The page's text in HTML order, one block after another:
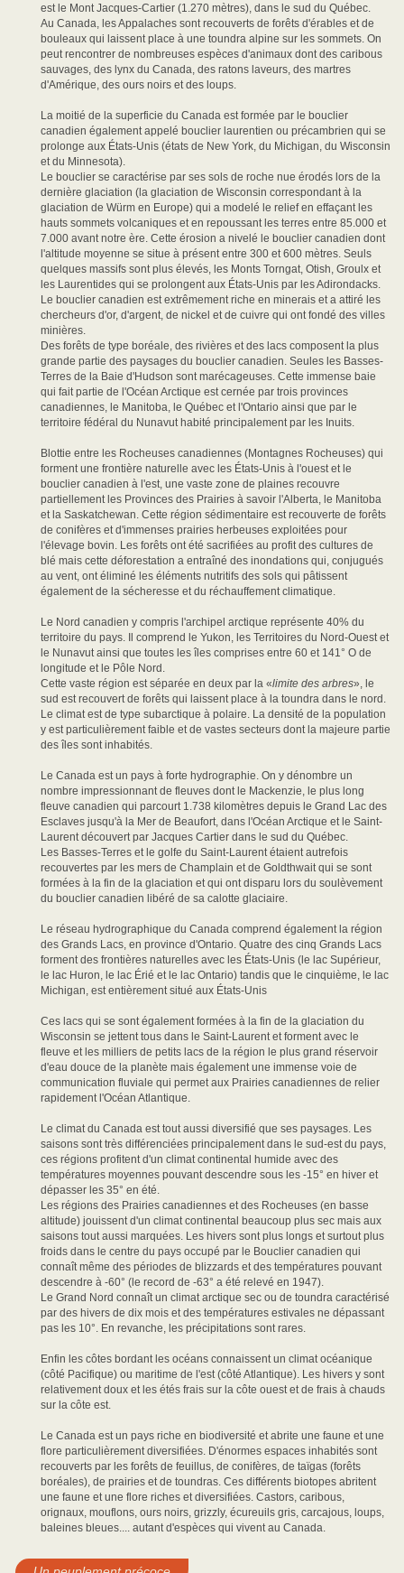
est le Mont Jacques-Cartier (1.270 mètres), dans le sud du Québec.
Au Canada, les Appalaches sont recouverts de forêts d'érables et de
bouleaux qui laissent place à une toundra alpine sur les sommets. On
peut rencontrer de nombreuses espèces d'animaux dont des caribous
sauvages, des lynx du Canada, des ratons laveurs, des martres
d'Amérique, des ours noirs et des loups.
La moitié de la superficie du Canada est formée par le bouclier
canadien également appelé bouclier laurentien ou précambrien qui se
prolonge aux États-Unis (états de New York, du Michigan, du Wisconsin
et du Minnesota).
Le bouclier se caractérise par ses sols de roche nue érodés lors de la
dernière glaciation (la glaciation de Wisconsin correspondant à la
glaciation de Würm en Europe) qui a modelé le relief en effaçant les
hauts sommets volcaniques et en repoussant les terres entre 85.000 et
7.000 avant notre ère. Cette érosion a nivelé le bouclier canadien dont
l'altitude moyenne se situe à présent entre 300 et 600 mètres. Seuls
quelques massifs sont plus élevés, les Monts Torngat, Otish, Groulx et
les Laurentides qui se prolongent aux États-Unis par les Adirondacks.
Le bouclier canadien est extrêmement riche en minerais et a attiré les
chercheurs d'or, d'argent, de nickel et de cuivre qui ont fondé des villes
minières.
Des forêts de type boréale, des rivières et des lacs composent la plus
grande partie des paysages du bouclier canadien. Seules les Basses-
Terres de la Baie d'Hudson sont marécageuses. Cette immense baie
qui fait partie de l'Océan Arctique est cernée par trois provinces
canadiennes, le Manitoba, le Québec et l'Ontario ainsi que par le
territoire fédéral du Nunavut habité principalement par les Inuits.
Blottie entre les Rocheuses canadiennes (Montagnes Rocheuses) qui
forment une frontière naturelle avec les États-Unis à l'ouest et le
bouclier canadien à l'est, une vaste zone de plaines recouvre
partiellement les Provinces des Prairies à savoir l'Alberta, le Manitoba
et la Saskatchewan. Cette région sédimentaire est recouverte de forêts
de conifères et d'immenses prairies herbeuses exploitées pour
l'élevage bovin. Les forêts ont été sacrifiées au profit des cultures de
blé mais cette déforestation a entraîné des inondations qui, conjugués
au vent, ont éliminé les éléments nutritifs des sols qui pâtissent
également de la sécheresse et du réchauffement climatique.
Le Nord canadien y compris l'archipel arctique représente 40% du
territoire du pays. Il comprend le Yukon, les Territoires du Nord-Ouest et
le Nunavut ainsi que toutes les îles comprises entre 60 et 141° O de
longitude et le Pôle Nord.
Cette vaste région est séparée en deux par la «limite des arbres», le
sud est recouvert de forêts qui laissent place à la toundra dans le nord.
Le climat est de type subarctique à polaire. La densité de la population
y est particulièrement faible et de vastes secteurs dont la majeure partie
des îles sont inhabités.
Le Canada est un pays à forte hydrographie. On y dénombre un
nombre impressionnant de fleuves dont le Mackenzie, le plus long
fleuve canadien qui parcourt 1.738 kilomètres depuis le Grand Lac des
Esclaves jusqu'à la Mer de Beaufort, dans l'Océan Arctique et le Saint-
Laurent découvert par Jacques Cartier dans le sud du Québec.
Les Basses-Terres et le golfe du Saint-Laurent étaient autrefois
recouvertes par les mers de Champlain et de Goldthwait qui se sont
formées à la fin de la glaciation et qui ont disparu lors du soulèvement
du bouclier canadien libéré de sa calotte glaciaire.
Le réseau hydrographique du Canada comprend également la région
des Grands Lacs, en province d'Ontario. Quatre des cinq Grands Lacs
forment des frontières naturelles avec les États-Unis (le lac Supérieur,
le lac Huron, le lac Érié et le lac Ontario) tandis que le cinquième, le lac
Michigan, est entièrement situé aux États-Unis
Ces lacs qui se sont également formées à la fin de la glaciation du
Wisconsin se jettent tous dans le Saint-Laurent et forment avec le
fleuve et les milliers de petits lacs de la région le plus grand réservoir
d'eau douce de la planète mais également une immense voie de
communication fluviale qui permet aux Prairies canadiennes de relier
rapidement l'Océan Atlantique.
Le climat du Canada est tout aussi diversifié que ses paysages. Les
saisons sont très différenciées principalement dans le sud-est du pays,
ces régions profitent d'un climat continental humide avec des
températures moyennes pouvant descendre sous les -15° en hiver et
dépasser les 35° en été.
Les régions des Prairies canadiennes et des Rocheuses (en basse
altitude) jouissent d'un climat continental beaucoup plus sec mais aux
saisons tout aussi marquées. Les hivers sont plus longs et surtout plus
froids dans le centre du pays occupé par le Bouclier canadien qui
connaît même des périodes de blizzards et des températures pouvant
descendre à -60° (le record de -63° a été relevé en 1947).
Le Grand Nord connaît un climat arctique sec ou de toundra caractérisé
par des hivers de dix mois et des températures estivales ne dépassant
pas les 10°. En revanche, les précipitations sont rares.
Enfin les côtes bordant les océans connaissent un climat océanique
(côté Pacifique) ou maritime de l'est (côté Atlantique). Les hivers y sont
relativement doux et les étés frais sur la côte ouest et de frais à chauds
sur la côte est.
Le Canada est un pays riche en biodiversité et abrite une faune et une
flore particulièrement diversifiées. D'énormes espaces inhabités sont
recouverts par les forêts de feuillus, de conifères, de taïgas (forêts
boréales), de prairies et de toundras. Ces différents biotopes abritent
une faune et une flore riches et diversifiées. Castors, caribous,
orignaux, mouflons, ours noirs, grizzly, écureuils gris, carcajous, loups,
baleines bleues.... autant d'espèces qui vivent au Canada.